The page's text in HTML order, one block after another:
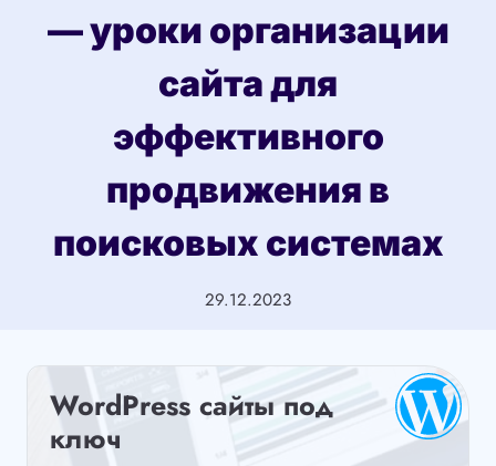
— уроки организации
сайта для
эффективного
продвижения в
поисковых системах
29.12.2023
WordPress сайты под
ключ